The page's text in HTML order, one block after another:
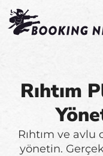
Rıhtım
Rıhtım ve avlu
yönetin.